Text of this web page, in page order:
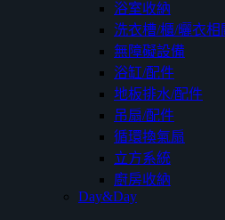
浴室收納
洗衣槽/櫃/曬衣相
無障礙設備
浴缸/配件
地板排水/配件
吊扇/配件
循環換氣扇
立方系統
廚房收納
Day&Day